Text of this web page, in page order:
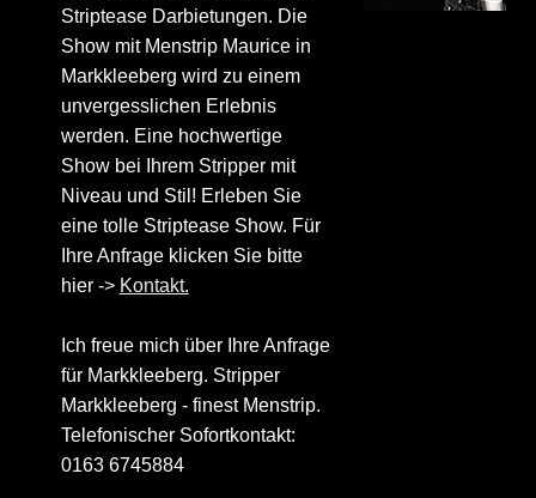
Striptease Darbietungen. Die
Show mit Menstrip Maurice in
Markkleeberg wird zu einem
unvergesslichen Erlebnis
werden. Eine hochwertige
Show bei Ihrem Stripper mit
Niveau und Stil! Erleben Sie
eine tolle Striptease Show. Für
Ihre Anfrage klicken Sie bitte
hier -> Kontakt.
Ich freue mich über Ihre Anfrage
für Markkleeberg. Stripper
Markkleeberg - finest Menstrip.
Telefonischer Sofortkontakt:
0163 6745884